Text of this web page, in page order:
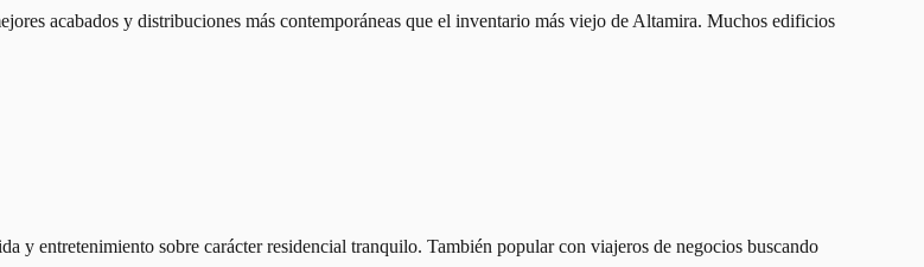
acabados y distribuciones más contemporáneas que el inventario más viejo de Altamira. Muchos edificios
y entretenimiento sobre carácter residencial tranquilo. También popular con viajeros de negocios buscando